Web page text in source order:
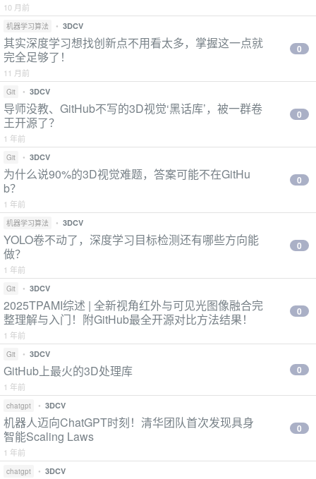
10 月前
机器学习算法 • 3DCV
其实深度学习想找创新点不用看太多，掌握这一点就
完全足够了！
11 月前
0
Git • 3DCV
导师没教、GitHub不写的3D视觉‘黑话库’，被一群卷
王开源了？
1 年前
0
Git • 3DCV
为什么说90%的3D视觉难题，答案可能不在GitHu
b？
1 年前
0
机器学习算法 • 3DCV
YOLO卷不动了，深度学习目标检测还有哪些方向能
做？
1 年前
0
Git • 3DCV
2025TPAMI综述 | 全新视角红外与可见光图像融合完
整理解与入门！附GitHub最全开源对比方法结果！
1 年前
0
Git • 3DCV
GitHub上最火的3D处理库
1 年前
0
chatgpt • 3DCV
机器人迈向ChatGPT时刻！清华团队首次发现具身
智能Scaling Laws
1 年前
0
chatgpt • 3DCV